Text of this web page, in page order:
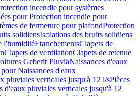
incendie pour systèmes
pour Protection incendie pour
de fermeture pour plafondProtection
solidiensIsolations des bruits solidiens
l'humiditéEtanchementsClapets de
Clapets de ventilationClapets de retenue
Geberit PluviaNaissances d'eaux
Naissances d'eaux
pluviales verticales jusqu'à 12 l/sPièces
d'eaux pluviales verticales jusqu'à 12